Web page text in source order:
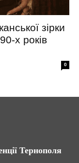
зірки
х років
0
Тернополя